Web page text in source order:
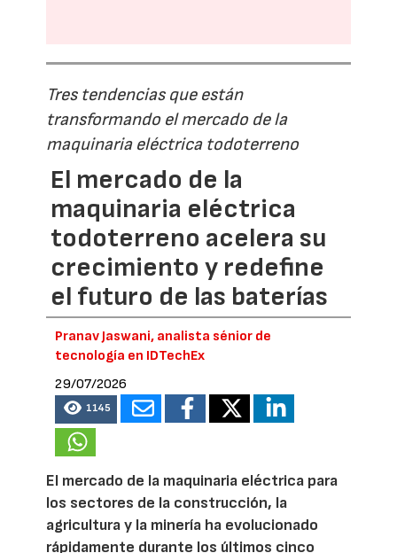
Tres tendencias que están
transformando el mercado de la
maquinaria eléctrica todoterreno
El mercado de la
maquinaria eléctrica
todoterreno acelera su
crecimiento y redefine
el futuro de las baterías
Pranav Jaswani, analista sénior de
tecnología en IDTechEx
29/07/2026
1145
El mercado de la maquinaria eléctrica para
los sectores de la construcción, la
agricultura y la minería ha evolucionado
rápidamente durante los últimos cinco